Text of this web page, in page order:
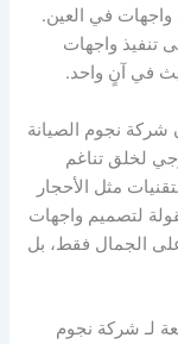
في العين.
تنفيذ واجهات
في آنٍ واحد.
شركة نجوم الصيانة
لخلق تناغم
مثل الأحجار
لتصميم واجهات
الجمال فقط، بل
لـ شركة نجوم